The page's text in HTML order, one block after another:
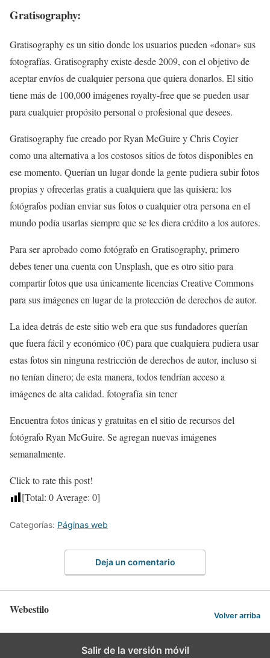
Gratisography:
Gratisography es un sitio donde los usuarios pueden «donar» sus
fotografías. Gratisography existe desde 2009, con el objetivo de
aceptar envíos de cualquier persona que quiera donarlos. El sitio
tiene más de 100,000 imágenes royalty-free que se pueden usar
para cualquier propósito personal o profesional que desees.
Gratisography fue creado por Ryan McGuire y Chris Coyier
como una alternativa a los costosos sitios de fotos disponibles en
ese momento. Querían un lugar donde la gente pudiera subir fotos
propias y ofrecerlas gratis a cualquiera que las quisiera: los
fotógrafos podían enviar sus fotos o cualquier otra persona en el
mundo podía usarlas siempre que se les diera crédito a los autores.
Para ser aprobado como fotógrafo en Gratisography, primero
debes tener una cuenta con Unsplash, que es otro sitio para
compartir fotos que usa únicamente licencias Creative Commons
para sus imágenes en lugar de la protección de derechos de autor.
La idea detrás de este sitio web era que sus fundadores querían
que fuera fácil y económico (0€) para que cualquiera pudiera usar
estas fotos sin ninguna restricción de derechos de autor, incluso si
no tenían dinero; de esta manera, todos tendrían acceso a
imágenes de alta calidad. fotografía sin tener
Encuentra fotos únicas y gratuitas en el sitio de recursos del
fotógrafo Ryan McGuire. Se agregan nuevas imágenes
semanalmente.
Click to rate this post!
[Total: 0 Average: 0]
Categorías: Páginas web
Deja un comentario
Webestilo Volver arriba
Salir de la versión móvil